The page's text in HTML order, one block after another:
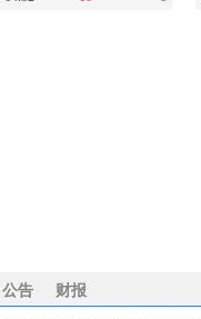
公告 财报